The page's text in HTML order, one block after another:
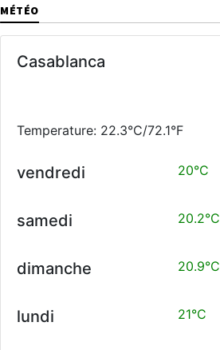
MÉTÉO
Casablanca
Temperature: 22.3°C/72.1°F
vendredi 20°C
samedi 20.2°C
dimanche 20.9°C
lundi 21°C